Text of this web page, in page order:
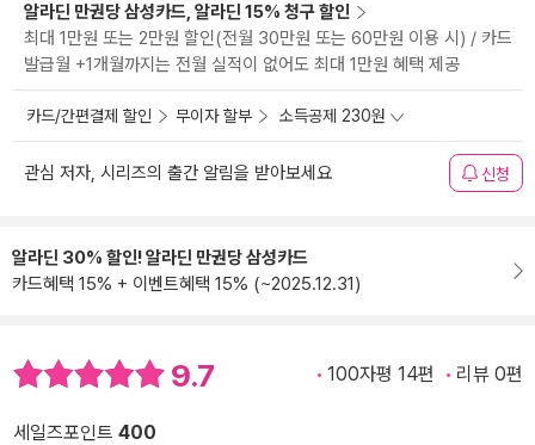
알라딘 만권당 삼성카드, 알라딘 15% 청구 할인
최대 1만원 또는 2만원 할인(전월 30만원 또는 60만원 이용 시) / 카드
발급월 +1개월까지는 전월 실적이 없어도 최대 1만원 혜택 제공
카드/간편결제 할인 무이자 할부 소득공제 230원
관심 저자, 시리즈의 출간 알림을 받아보세요 신청
알라딘 30% 할인! 알라딘 만권당 삼성카드
카드혜택 15% + 이벤트혜택 15% (~2025.12.31)
9.7 100자평 14편 리뷰 0편
세일즈포인트 400